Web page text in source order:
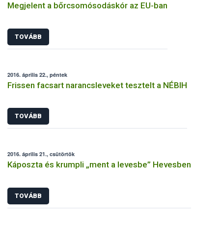
Megjelent a bőrcsomósodáskór az EU-ban
TOVÁBB
2016. április 22., péntek
Frissen facsart narancsleveket tesztelt a NÉBIH
TOVÁBB
2016. április 21., csütörtök
Káposzta és krumpli „ment a levesbe” Hevesben
TOVÁBB